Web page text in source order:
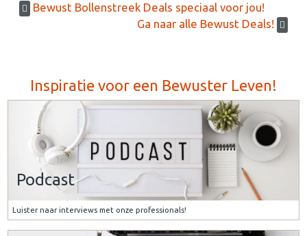
Bewust Bollenstreek Deals speciaal voor jou!
Ga naar alle Bewust Deals!
Inspiratie voor een Bewuster Leven!
Podcast
Luister naar interviews met onze professionals!